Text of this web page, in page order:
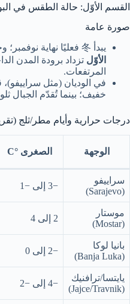
القسم الأوّل: حالة الطقس في
صورة عامة
يبدأ 冬 فعليًا نهاية نوفمبر؛ وخلال
الأوّل تزداد برودة المدن
المرتفعات.
في الوديان (مثل سراييفو)،
خفيف؛ بينما تُقدّم الجبال
درجات حرارية وأيام مطر/ثلج
الوجهة الصغرى °C
سراييفو
(Sarajevo)
−3 إلى −1
موستار
(Mostar)
2 إلى 4
بانيا لوكا
(Banja Luka)
−2 إلى 0
يايتسا/ترافنيك
(Jajce/Travnik)
−4 إلى −2